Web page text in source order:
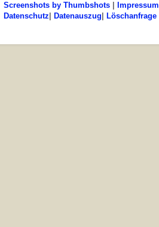
Screenshots by Thumbshots
Impressum
Datenschutz
Datenauszug Löschanfrage